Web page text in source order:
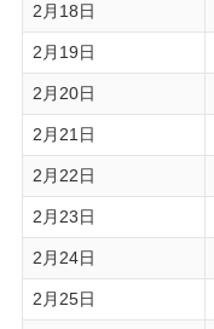
2月18日
2月19日
2月20日
2月21日
2月22日
2月23日
2月24日
2月25日